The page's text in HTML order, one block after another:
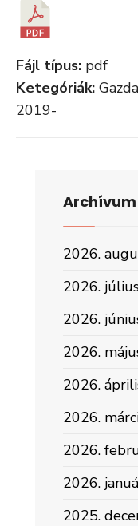
Fájl típus: pdf
Ketegóriák:
2019-
Archívum
2026.
2026.
2026.
2026.
2026.
2026.
2026.
2026.
2025.